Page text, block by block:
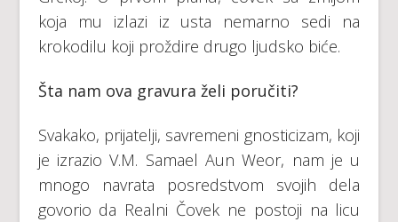
koja mu izlazi iz usta nemarno sedi na
krokodilu koji proždire drugo ljudsko biće.
Šta nam ova gravura želi poručiti?
Svakako, prijatelji, savremeni gnosticizam, koji
je izrazio V.M. Samael Aun Weor, nam je u
mnogo navrata posredstvom svojih dela
govorio da Realni Čovek ne postoji na licu